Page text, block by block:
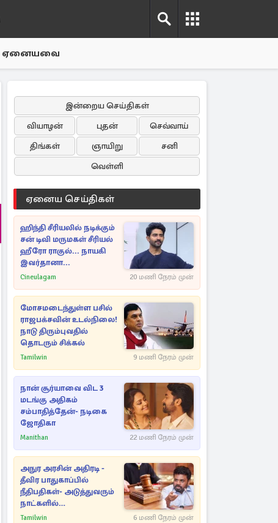
ஏனையவை
இன்றைய செய்திகள்
வியாழன்
புதன்
செவ்வாய்
திங்கள்
ஞாயிறு
சனி
வெள்ளி
ஏனைய செய்திகள்
ஹிந்தி சீரியலில் நடிக்கும்
சன் டிவி மருமகள் சீரியல்
ஹீரோ ராகுல்... நாயகி
இவர்தானா...
Cineulagam 20 மணி நேரம் முன்
மோசமடைந்துள்ள பசில்
ராஜபக்சவின் உடல்நிலை!
நாடு திரும்புவதில்
தொடரும் சிக்கல்
Tamilwin 9 மணி நேரம் முன்
நான் சூர்யாவை விட 3
மடங்கு அதிகம்
சம்பாதித்தேன்- நடிகை
ஜோதிகா
Manithan 22 மணி நேரம் முன்
அநுர அரசின் அதிரடி -
தீவிர பாதுகாப்பில்
நீதிபதிகள்- அடுத்துவரும்
நாட்களில்
அம்பலமாகவுள்ள ரகசியம்
Tamilwin 6 மணி நேரம் முன்